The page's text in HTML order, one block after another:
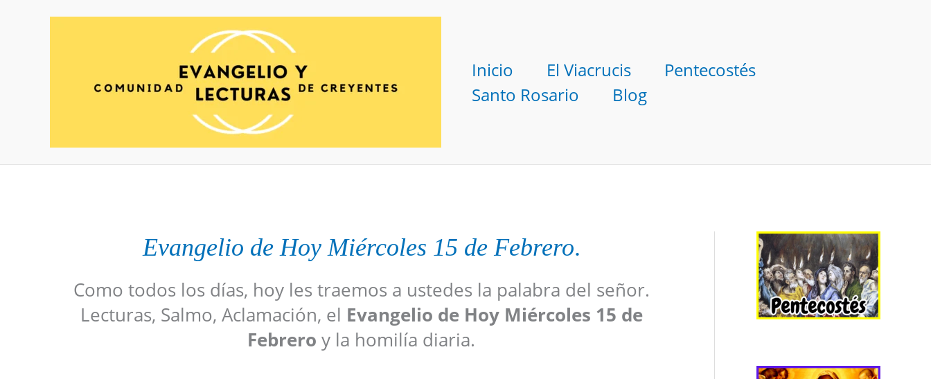
Inicio El Viacrucis
Pentecostés
Santo Rosario
Blog
Evangelio de Hoy Miércoles 15 de Febrero.
Como todos los días, hoy les traemos a ustedes la palabra del señor.
Lecturas, Salmo, Aclamación, el Evangelio de Hoy Miércoles 15 de
Febrero y la homilía diaria.